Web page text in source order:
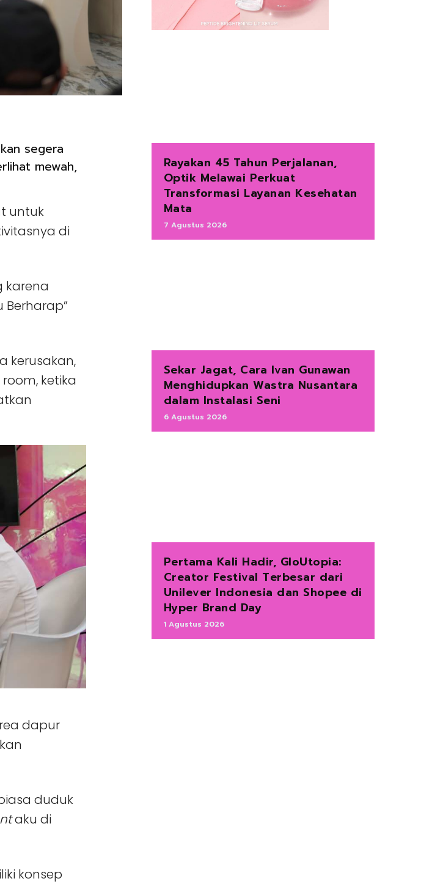
segera
mewah,
untuk
di
karena
kerusakan,
ketika
dapur
duduk
aku di
konsep
Rayakan 45 Tahun Perjalanan,
Optik Melawai Perkuat
Transformasi Layanan Kesehatan
Mata
7 Agustus 2026
Sekar Jagat, Cara Ivan Gunawan
Menghidupkan Wastra Nusantara
dalam Instalasi Seni
6 Agustus 2026
Pertama Kali Hadir, GloUtopia:
Creator Festival Terbesar dari
Unilever Indonesia dan Shopee di
Hyper Brand Day
1 Agustus 2026